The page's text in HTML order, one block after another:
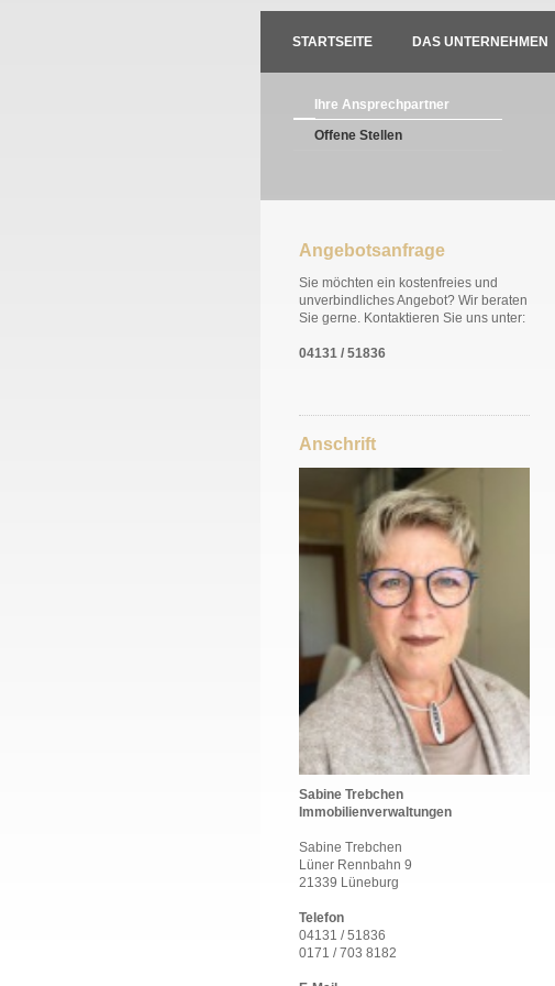
STARTSEITE DAS UNTERNEHMEN
Ihre Ansprechpartner
Offene Stellen
Angebotsanfrage
Sie möchten ein kostenfreies und
unverbindliches Angebot? Wir beraten
Sie gerne. Kontaktieren Sie uns unter:
04131 / 51836
Anschrift
Sabine Trebchen
Immobilienverwaltungen
Sabine Trebchen
Lüner Rennbahn 9
21339 Lüneburg
Telefon
04131 / 51836
0171 / 703 8182